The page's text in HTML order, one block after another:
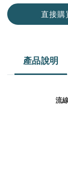
直接購
產品說明
流